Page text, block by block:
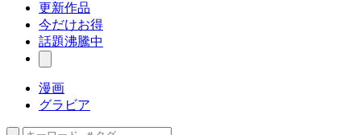
更新作品
今だけお得
話題沸騰中
漫画
グラビア